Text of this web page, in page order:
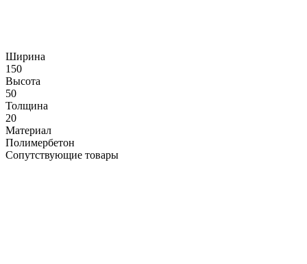
Ширина
150
Высота
50
Толщина
20
Материал
Полимербетон
Сопутствующие товары